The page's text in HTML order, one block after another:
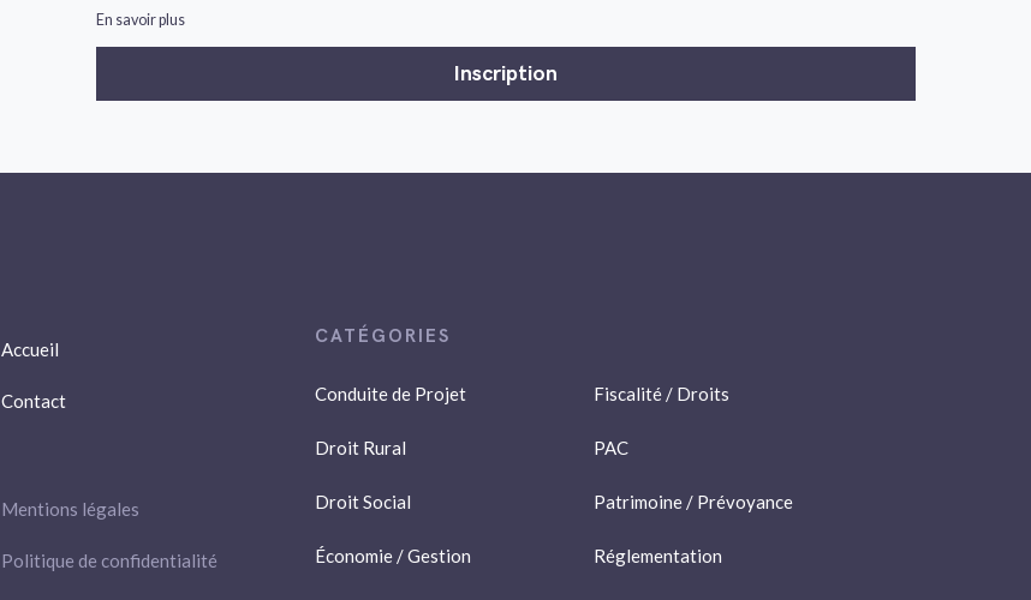
En savoir plus
Accueil
Contact
Mentions légales
Politique de confidentialité
Conduite de Projet
Droit Rural
Droit Social
Économie / Gestion
Fiscalité / Droits
PAC
Patrimoine / Prévoyance
Réglementation